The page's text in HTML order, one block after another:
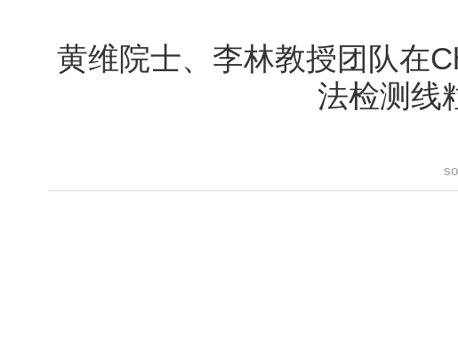
黄维院士、李林教授团队在
法检测线